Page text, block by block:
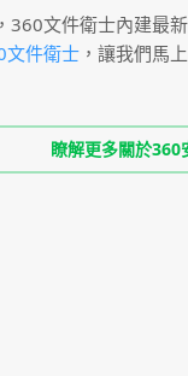
360文件衛士內建最
文件衛士 ，讓我們馬
瞭解更多關於360